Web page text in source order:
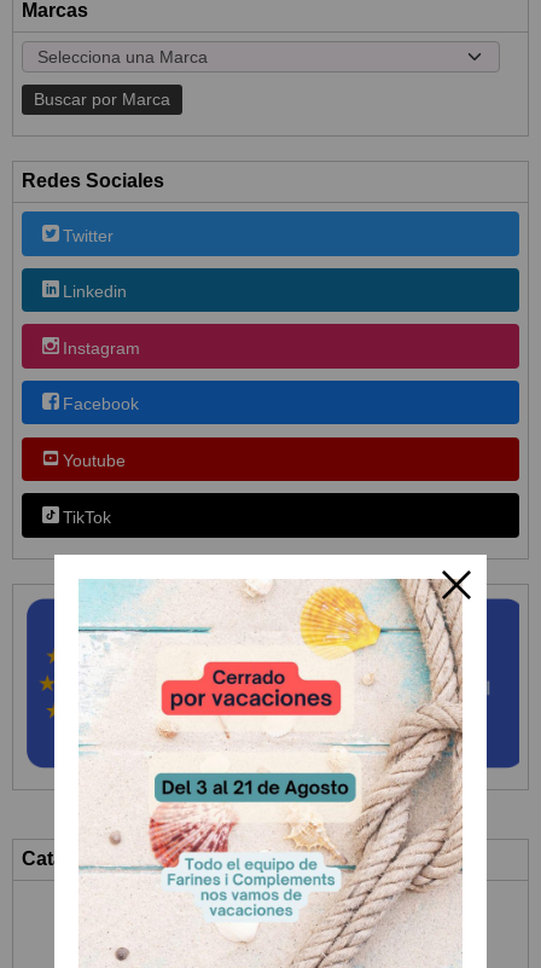
Marcas
Redes Sociales
Twitter
Linkedin
Instagram
Facebook
Youtube
TikTok
Catálogo Heladería